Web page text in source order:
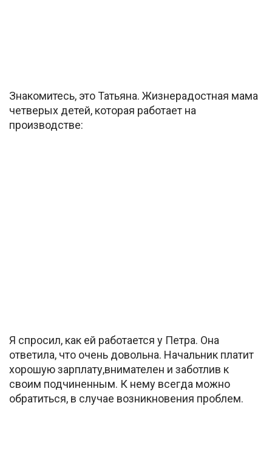
Знакомитесь, это Татьяна. Жизнерадостная мама
четверых детей, которая работает на
производстве:
Я спросил, как ей работается у Петра. Она
ответила, что очень довольна. Начальник платит
хорошую зарплату,внимателен и заботлив к
своим подчиненным. К нему всегда можно
обратиться, в случае возникновения проблем.